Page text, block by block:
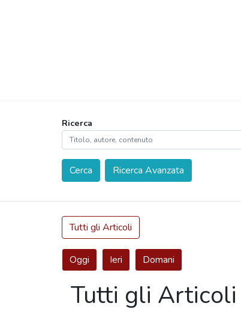
Ricerca
Cerca Ricerca Avanzata
Tutti gli Articoli
Oggi Ieri Domani
Tutti gli Articoli